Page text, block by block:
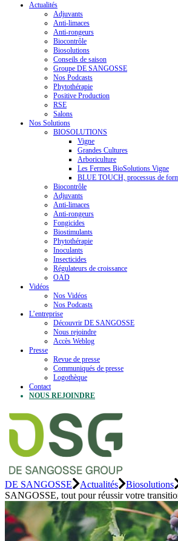
Actualités
Adjuvants
Anti-limaces
Anti-rongeurs
Biocontrôle
Biosolutions
Conseils de saison
Groupe DE SANGOSSE
Nos Podcasts
Phytothérapie
Positive Production
RSE
Salons
Nos Solutions
BIOSOLUTIONS
Vigne
Grandes Cultures
Arboriculture
Les Fermes BioSolutions Vigne
BLUE TOUCH, processus de
Biocontrôle
Adjuvants
Anti-limaces
Anti-rongeurs
Fongicides
Biostimulants
Phytothérapie
Inoculants
Insecticides
Régulateurs de croissance
OAD
Vidéos
Nos Vidéos
Nos Podcasts
L’entreprise
Découvrir DE SANGOSSE
Nous rejoindre
Accès Weblog
Presse
Revue de presse
Communiqués de presse
Logothèque
Contact
NOUS REJOINDRE
DE SANGOSSE Actualités Biosolutions
SANGOSSE, tout pour réussir votre